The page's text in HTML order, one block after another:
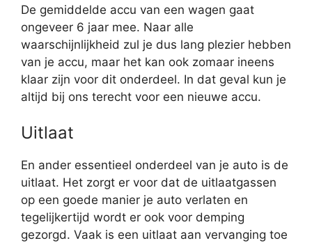
De gemiddelde accu van een wagen gaat
ongeveer 6 jaar mee. Naar alle
waarschijnlijkheid zul je dus lang plezier hebben
van je accu, maar het kan ook zomaar ineens
klaar zijn voor dit onderdeel. In dat geval kun je
altijd bij ons terecht voor een nieuwe accu.
Uitlaat
En ander essentieel onderdeel van je auto is de
uitlaat. Het zorgt er voor dat de uitlaatgassen
op een goede manier je auto verlaten en
tegelijkertijd wordt er ook voor demping
gezorgd. Vaak is een uitlaat aan vervanging toe